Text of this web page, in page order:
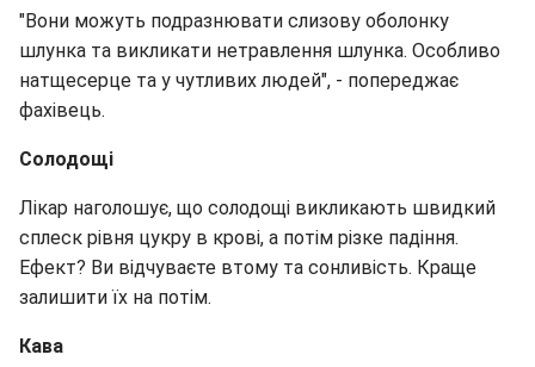
"Вони можуть подразнювати слизову оболонку
шлунка та викликати нетравлення шлунка. Особливо
натщесерце та у чутливих людей", - попереджає
фахівець.
Солодощі
Лікар наголошує, що солодощі викликають швидкий
сплеск рівня цукру в крові, а потім різке падіння.
Ефект? Ви відчуваєте втому та сонливість. Краще
залишити їх на потім.
Кава